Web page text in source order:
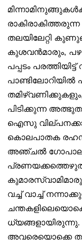
തലയിലേറ്റി
കുശവൻമാരും,
പപ്പടം
പിടിക്കുന്ന
ഐസു
കൊലപാതക
അഞ്ചൽ
വച്ച് വാച്ച്
അവരെയൊക്കെ